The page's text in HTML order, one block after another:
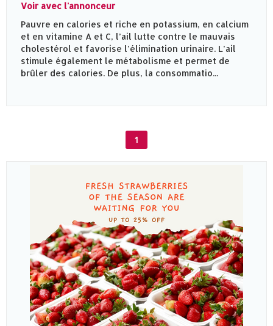
Voir avec l'annonceur
Pauvre en calories et riche en potassium, en calcium
et en vitamine A et C, l’ail lutte contre le mauvais
cholestérol et favorise l’élimination urinaire. L’ail
stimule également le métabolisme et permet de
brûler des calories. De plus, la consommatio...
1